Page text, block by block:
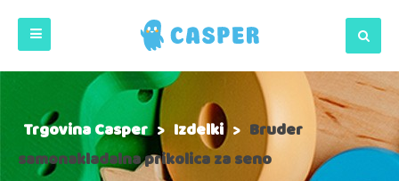
Trgovina Casper> Izdelki > Bruder
samonakladalna prikolica za seno